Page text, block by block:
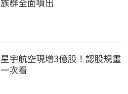
族群全面噴出
星宇航空現增3億股！認股規畫
一次看